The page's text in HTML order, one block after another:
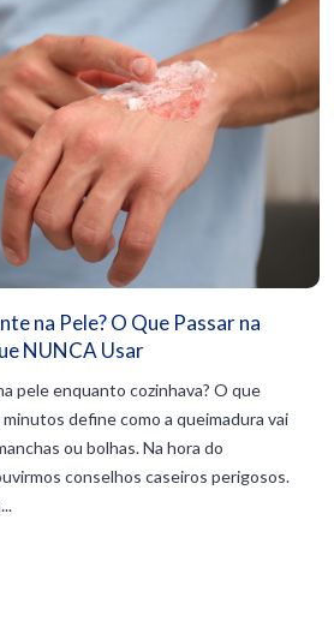
na Pele? O Que Passar na
NUNCA Usar
pele enquanto cozinhava? O que
define como a queimadura vai
ou bolhas. Na hora do
conselhos caseiros perigosos.